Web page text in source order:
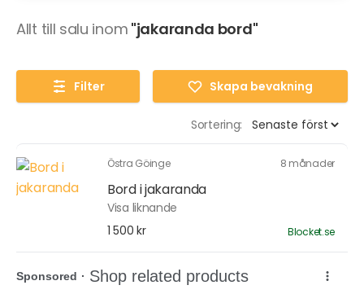
Allt till salu inom "jakaranda bord"
Filter Skapa bevakning
Sortering:
Östra Göinge 8 månader
Bord i jakaranda
Visa liknande
1 500 kr
Blocket.se